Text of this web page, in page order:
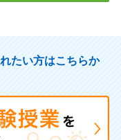
たい方はこちらか